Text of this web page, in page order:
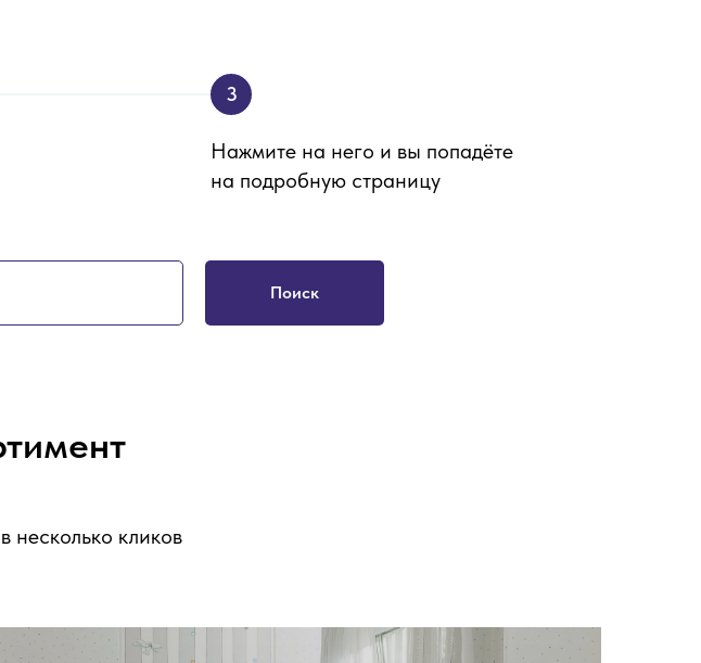
3
Нажмите на него и вы попадёте
на подробную страницу
Поиск
несколько кликов